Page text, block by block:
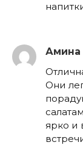
Амина
Они
ярко и